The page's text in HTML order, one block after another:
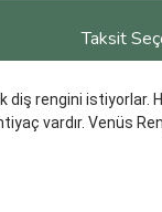
Taksit
rengini istiyorlar.
vardır. Venüs